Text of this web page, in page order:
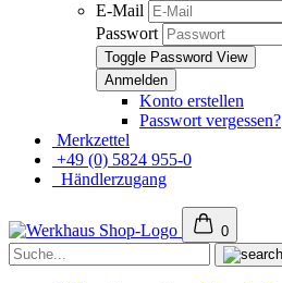
E-Mail
Passwort
Toggle Password View
Konto erstellen
Passwort vergessen?
Merkzettel
+49 (0) 5824 955-0
Händlerzugang
0